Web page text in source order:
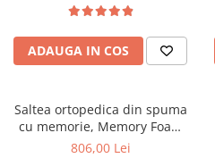
sistem de aerisire perimetral,
Saltex
ADAUGA IN COS
Saltea ortopedica din spuma
cu memorie, Memory Foam
Paris, 80x190x23cm, fermitate
806,00 Lei